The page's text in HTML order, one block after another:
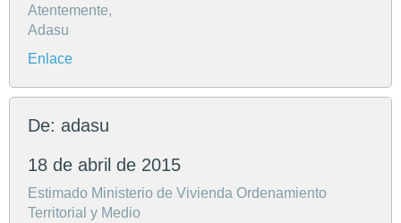
Atentemente,
Adasu
Enlace
De: adasu
18 de abril de 2015
Estimado Ministerio de Vivienda Ordenamiento
Territorial y Medio